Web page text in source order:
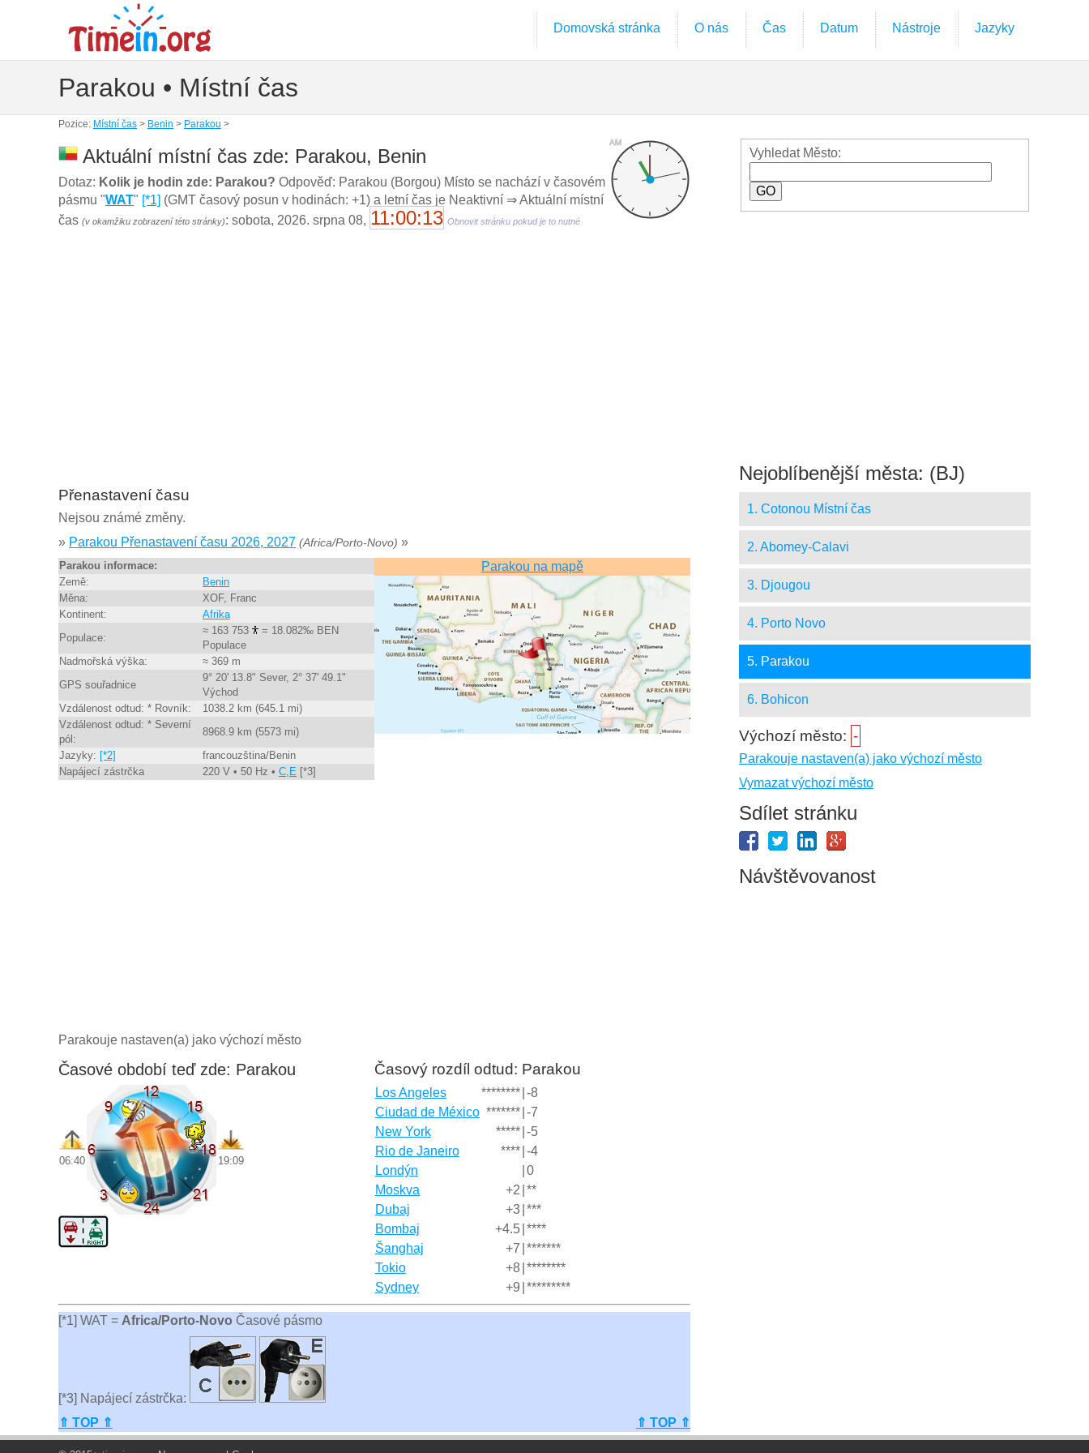
Domovská stránka O nás Čas Datum Nástroje Jazyky
Parakou • Místní čas
Pozice: Místní čas > Benin > Parakou >
AM
Aktuální místní čas zde: Parakou, Benin
Dotaz: Kolik je hodin zde: Parakou? Odpověď: Parakou (Borgou) Místo se nachází v časovém
pásmu "WAT" [*1] (GMT časový posun v hodinách: +1) a letní čas je Neaktivní ⇒ Aktuální místní
čas (v okamžiku zobrazení této stránky): sobota, 2026. srpna 08, 11:00:13 Obnovit stránku pokud je to nutné
Přenastavení času
Nejsou známé změny.
» Parakou Přenastavení času 2026, 2027 (Africa/Porto-Novo) »
Parakou informace:
Země:
Benin
Měna:
XOF, Franc
Kontinent:
Afrika
Populace:
≈ 163 753
= 18.082‰ BEN
Populace
Nadmořská výška:
≈ 369 m
GPS souřadnice
9° 20' 13.8" Sever, 2° 37' 49.1"
Východ
Vzdálenost odtud: * Rovník:
1038.2 km (645.1 mi)
Vzdálenost odtud: * Severní
pól:
8968.9 km (5573 mi)
Jazyky: [*2]
francouzština/Benin
Napájecí zástrčka
220 V • 50 Hz • C,E [*3]
Parakou na mapě
Parakouje nastaven(a) jako výchozí město
Časové období teď zde: Parakou
06:40 19:09
Časový rozdíl odtud: Parakou
Los Angeles ******** -8
Ciudad de México ******* -7
New York
***** -5
Rio de Janeiro
**** -4
Londýn
0
Moskva
+2 **
Dubaj
+3 ***
Bombaj
+4.5 ****
Šanghaj
+7 *******
Tokio
+8 ********
Sydney
+9 *********
[*1] WAT = Africa/Porto-Novo Časové pásmo
[*3] Napájecí zástrčka:
⇑ TOP ⇑
⇑ TOP ⇑
Vyhledat Město:
Nejoblíbenější města: (BJ)
1. Cotonou Místní čas
2. Abomey-Calavi
3. Djougou
4. Porto Novo
5. Parakou
6. Bohicon
Výchozí město: -
Parakouje nastaven(a) jako výchozí město
Vymazat výchozí město
Sdílet stránku
Návštěvovanost